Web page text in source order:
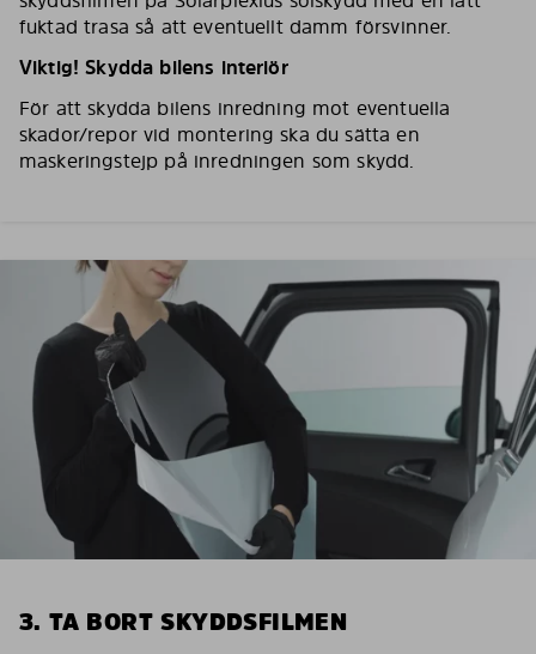
fuktad trasa så att eventuellt damm försvinner.
Viktig! Skydda bilens interiör
För att skydda bilens inredning mot eventuella
skador/repor vid montering ska du sätta en
maskeringstejp på inredningen som skydd.
3. TA BORT SKYDDSFILMEN